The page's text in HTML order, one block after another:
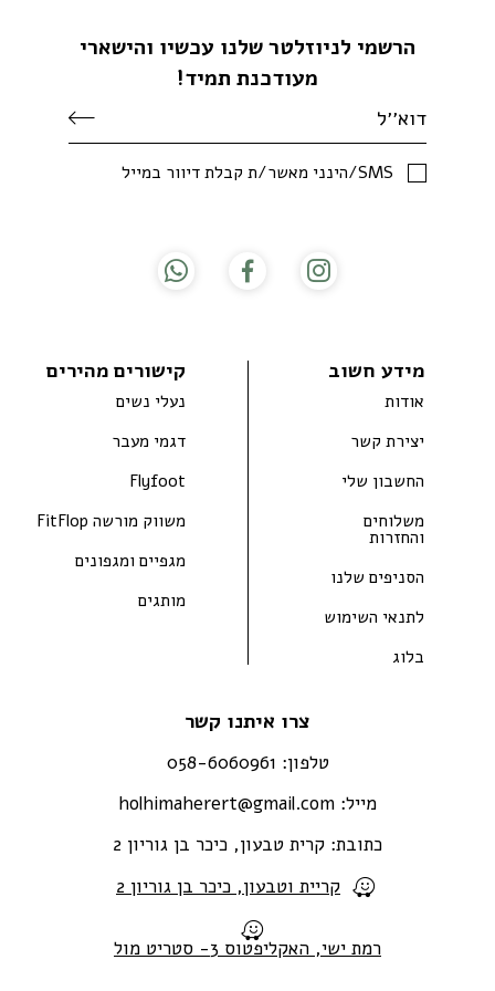
מידע חשוב
אודות
יצירת קשר
החשבון שלי
משלוחים
והחזרות
הסניפים שלנו
לתנאי השימוש
בלוג
קישורים מהירים
נעלי נשים
דגמי מעבר
Flyfoot
משווק מורשה FitFlop
מגפיים ומגפונים
מותגים
צרו איתנו קשר
טלפון: 058-6060961
מייל: holhimaherert@gmail.com
כתובת: קרית טבעון, כיכר בן גוריון 2
קריית וטבעון, כיכר בן גוריון 2
רמת ישי, האקליפטוס 3- סטריט מול
הרשמי לניוזלטר שלנו עכשיו והישארי
מעודכנת תמיד!
SMS/הינני מאשר/ת קבלת דיוור במייל